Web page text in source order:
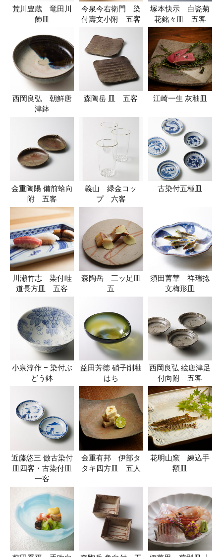
荒川豊蔵 竜田川
飾皿
今泉今右衛門 染
付壽文小附 五客
塚本快示 白瓷菊
花銘々皿 五客
西岡良弘 朝鮮唐
津鉢
森陶岳 皿 五客 江崎一生 灰釉皿
金重陶陽 備前蛤向
附 五客
義山 緑金コッ
プ 六客
古染付五種皿
川瀬竹志 染付畦
道長方皿 五客
森陶岳 三ッ足皿
五
須田菁華 祥瑞捻
文梅形皿
小泉淳作 – 染付ぶ
どう鉢
益田芳徳 硝子削釉
はち
西岡良弘 絵唐津足
付向附 五客
近藤悠三 倣古染付
皿四客・古染付皿
一客
金重有邦 伊部タ
タキ四方皿 五人
花明山窯 練込手
額皿